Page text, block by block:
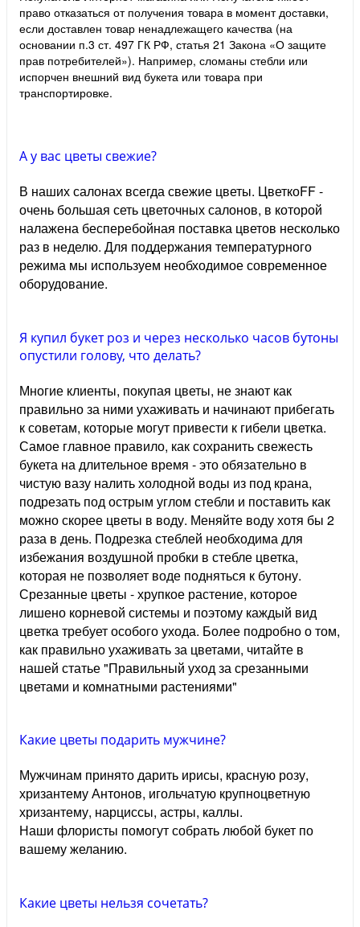
право отказаться от получения товара в момент доставки,
если доставлен товар ненадлежащего качества (на
основании п.3 ст. 497 ГК РФ, статья 21 Закона «О защите
прав потребителей»). Например, сломаны стебли или
испорчен внешний вид букета или товара при
транспортировке.
А у вас цветы свежие?
В наших салонах всегда свежие цветы. ЦветкоFF -
очень большая сеть цветочных салонов, в которой
налажена бесперебойная поставка цветов несколько
раз в неделю. Для поддержания температурного
режима мы используем необходимое современное
оборудование.
Я купил букет роз и через несколько часов бутоны
опустили голову, что делать?
Многие клиенты, покупая цветы, не знают как
правильно за ними ухаживать и начинают прибегать
к советам, которые могут привести к гибели цветка.
Самое главное правило, как сохранить свежесть
букета на длительное время - это обязательно в
чистую вазу налить холодной воды из под крана,
подрезать под острым углом стебли и поставить как
можно скорее цветы в воду. Меняйте воду хотя бы 2
раза в день. Подрезка стеблей необходима для
избежания воздушной пробки в стебле цветка,
которая не позволяет воде подняться к бутону.
Срезанные цветы - хрупкое растение, которое
лишено корневой системы и поэтому каждый вид
цветка требует особого ухода. Более подробно о том,
как правильно ухаживать за цветами, читайте в
нашей статье "Правильный уход за срезанными
цветами и комнатными растениями"
Какие цветы подарить мужчине?
Мужчинам принято дарить ирисы, красную розу,
хризантему Антонов, игольчатую крупноцветную
хризантему, нарциссы, астры, каллы.
Наши флористы помогут собрать любой букет по
вашему желанию.
Какие цветы нельзя сочетать?